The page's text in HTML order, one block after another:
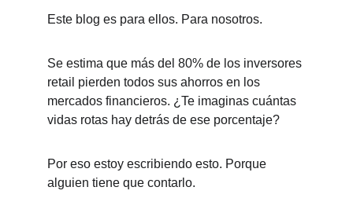
Este blog es para ellos. Para nosotros.
Se estima que más del 80% de los inversores
retail pierden todos sus ahorros en los
mercados financieros. ¿Te imaginas cuántas
vidas rotas hay detrás de ese porcentaje?
Por eso estoy escribiendo esto. Porque
alguien tiene que contarlo.